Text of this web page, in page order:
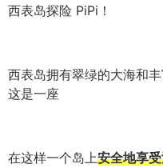
西表岛探险 PiPi！
西表岛拥有翠绿的大海和丰
这是一座
在这样一个岛上安全地享